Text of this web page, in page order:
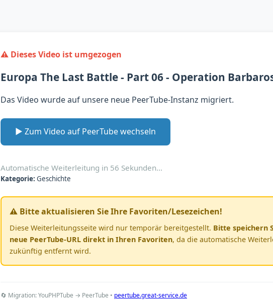
⚠️ Dieses Video ist umgezogen
Europa The Last Battle - Part 06 - Operation
Das Video wurde auf unsere neue PeerTube-Instanz migriert.
▶️ Zum Video auf PeerTube wechseln
Automatische Weiterleitung in 56 Sekunden…
Kategorie: Geschichte
⚠️ Bitte aktualisieren Sie Ihre Favoriten/Lesezeichen!
Diese Weiterleitungsseite wird nur temporär bereitgestellt. Bitte speichern
neue PeerTube-URL direkt in Ihren Favoriten, da die automatische
zukünftig entfernt wird.
🔄 Migration: YouPHPTube → PeerTube • peertube.great-service.de